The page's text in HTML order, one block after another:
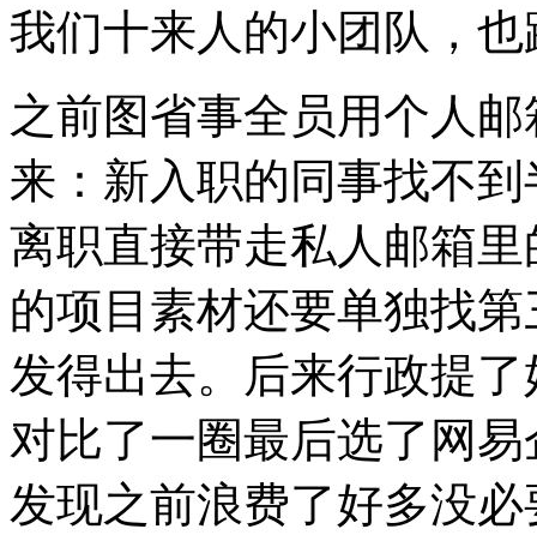
我们十来人的小团队，
之前图省事全员用个人
来：新入职的同事找不
离职直接带走私人邮箱
的项目素材还要单独找
发得出去。后来行政提
对比了一圈最后选了网
发现之前浪费了好多没